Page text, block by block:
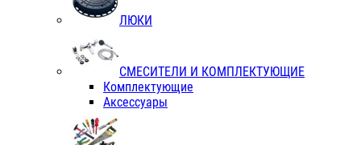
ЛЮКИ
СМЕСИТЕЛИ И КОМПЛЕКТУЮЩИЕ
Комплектующие
Аксессуары